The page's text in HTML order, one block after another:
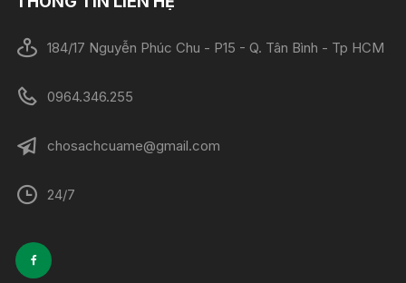
184/17 Nguyễn Phúc Chu - P15 - Q. Tân Bình - Tp HCM
0964.346.255
chosachcuame@gmail.com
24/7